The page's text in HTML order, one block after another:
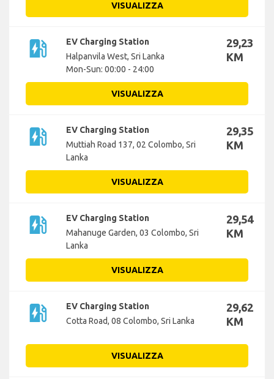
VISUALIZZA
ev_station
EV Charging Station
Halpanvila West, Sri Lanka
Mon-Sun: 00:00 - 24:00
29,23
KM
VISUALIZZA
ev_station
EV Charging Station
Muttiah Road 137, 02 Colombo, Sri
Lanka
29,35
KM
VISUALIZZA
ev_station
EV Charging Station
Mahanuge Garden, 03 Colombo, Sri
Lanka
29,54
KM
VISUALIZZA
ev_station
EV Charging Station
Cotta Road, 08 Colombo, Sri Lanka
29,62
KM
VISUALIZZA